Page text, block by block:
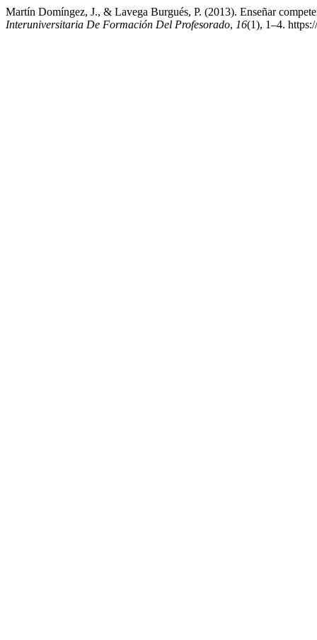
Martín Domíngez, J., & Lavega Burgués, P. (2013). Enseñar
Interuniversitaria De Formación Del Profesorado, 16(1), 1–4.